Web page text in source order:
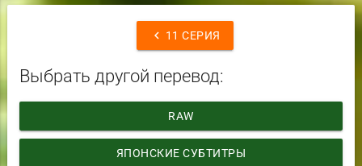
chevron_left 11 СЕРИЯ
Выбрать другой перевод:
RAW
ЯПОНСКИЕ СУБТИТРЫ